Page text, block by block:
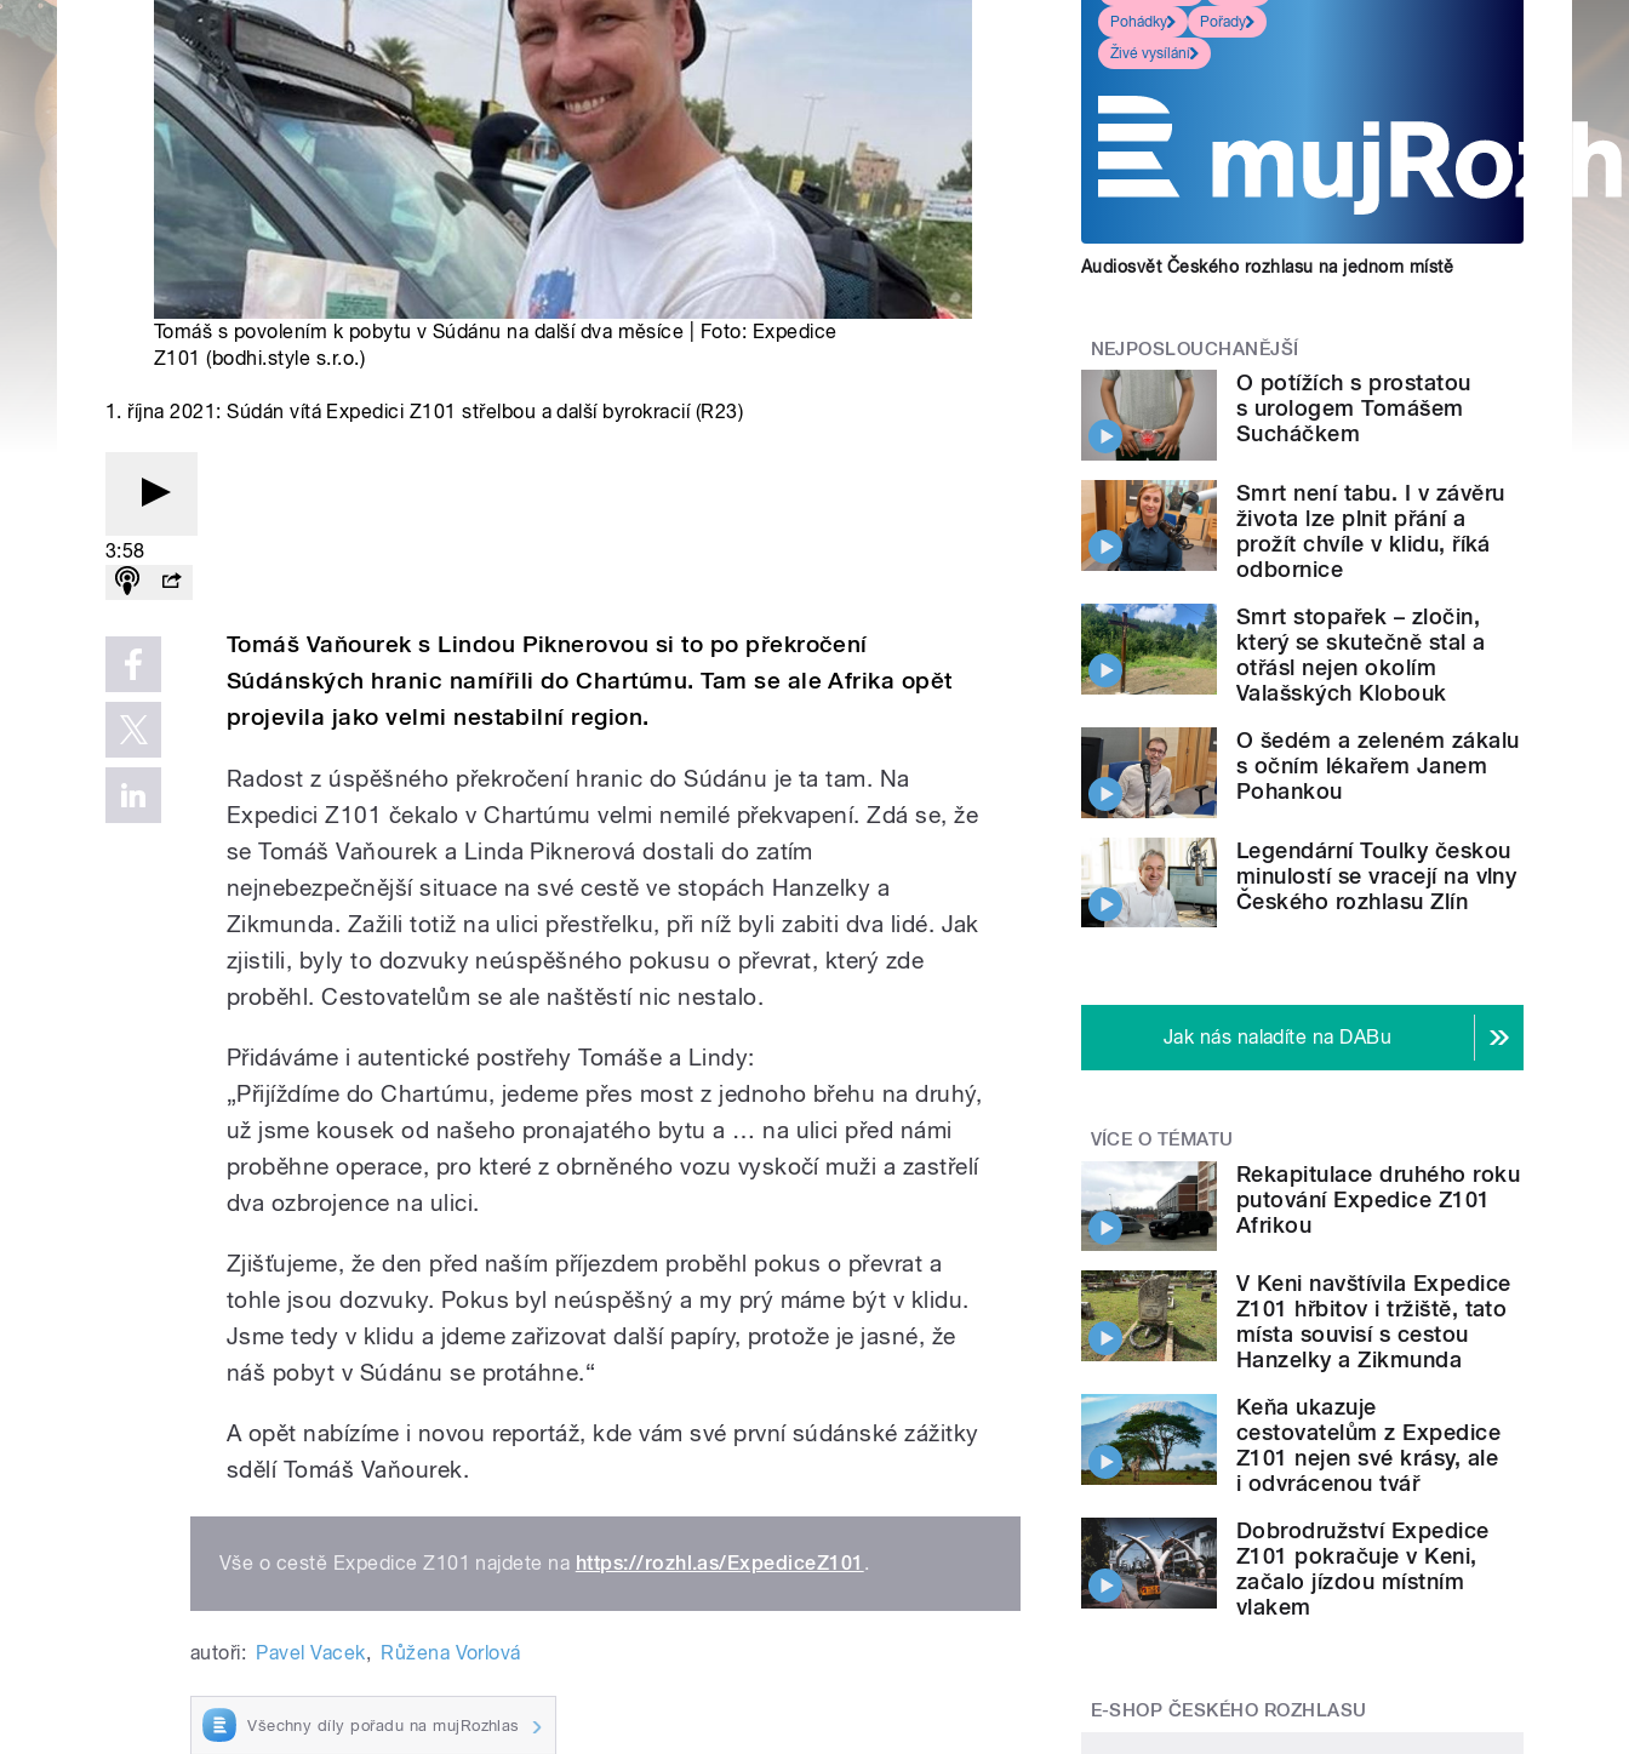
Tomáš s povolením k pobytu v Súdánu na další dva měsíce | Foto: Expedice
Z101 (bodhi.style s.r.o.)
1. října 2021: Súdán vítá Expedici Z101 střelbou a další byrokracií (R23)
3:58
Tomáš Vaňourek s Lindou Piknerovou si to po překročení
Súdánských hranic namířili do Chartúmu. Tam se ale Afrika opět
projevila jako velmi nestabilní region.
Radost z úspěšného překročení hranic do Súdánu je ta tam. Na
Expedici Z101 čekalo v Chartúmu velmi nemilé překvapení. Zdá se, že
se Tomáš Vaňourek a Linda Piknerová dostali do zatím
nejnebezpečnější situace na své cestě ve stopách Hanzelky a
Zikmunda. Zažili totiž na ulici přestřelku, při níž byli zabiti dva lidé. Jak
zjistili, byly to dozvuky neúspěšného pokusu o převrat, který zde
proběhl. Cestovatelům se ale naštěstí nic nestalo.
Přidáváme i autentické postřehy Tomáše a Lindy:
„Přijíždíme do Chartúmu, jedeme přes most z jednoho břehu na druhý,
už jsme kousek od našeho pronajatého bytu a … na ulici před námi
proběhne operace, pro které z obrněného vozu vyskočí muži a zastřelí
dva ozbrojence na ulici.
Zjišťujeme, že den před naším příjezdem proběhl pokus o převrat a
tohle jsou dozvuky. Pokus byl neúspěšný a my prý máme být v klidu.
Jsme tedy v klidu a jdeme zařizovat další papíry, protože je jasné, že
náš pobyt v Súdánu se protáhne.“
A opět nabízíme i novou reportáž, kde vám své první súdánské zážitky
sdělí Tomáš Vaňourek.
Vše o cestě Expedice Z101 najdete na https://rozhl.as/ExpediceZ101 .
autoři: Pavel Vacek, Růžena Vorlová
Všechny díly pořadu na mujRozhlas
Pohádky
Pořady
Živé vysílání
Audiosvět Českého rozhlasu na jednom místě
NEJPOSLOUCHANĚJŠÍ
O potížích s prostatou
s urologem Tomášem
Sucháčkem
Smrt není tabu. I v závěru
života lze plnit přání a
prožít chvíle v klidu, říká
odbornice
Smrt stopařek – zločin,
který se skutečně stal a
otřásl nejen okolím
Valašských Klobouk
O šedém a zeleném zákalu
s očním lékařem Janem
Pohankou
Legendární Toulky českou
minulostí se vracejí na vlny
Českého rozhlasu Zlín
Jak nás naladíte na DABu
VÍCE O TÉMATU
Rekapitulace druhého roku
putování Expedice Z101
Afrikou
V Keni navštívila Expedice
Z101 hřbitov i tržiště, tato
místa souvisí s cestou
Hanzelky a Zikmunda
Keňa ukazuje
cestovatelům z Expedice
Z101 nejen své krásy, ale
i odvrácenou tvář
Dobrodružství Expedice
Z101 pokračuje v Keni,
začalo jízdou místním
vlakem
E-SHOP ČESKÉHO ROZHLASU